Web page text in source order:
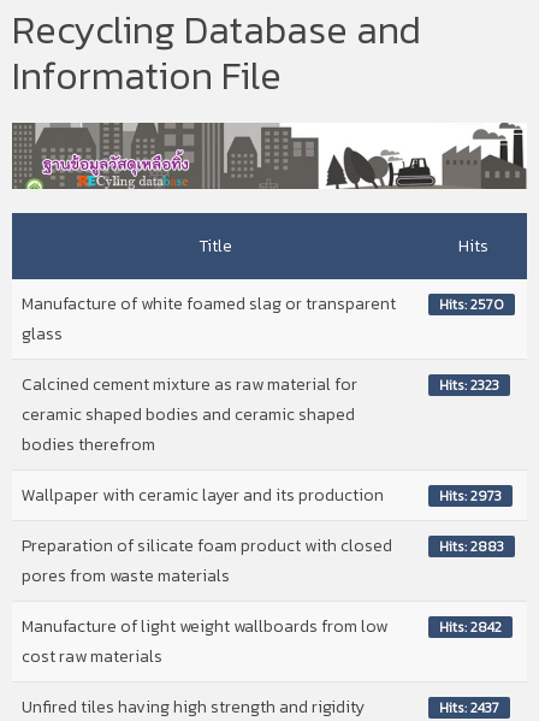
Recycling Database and
Information File
Title Hits
Manufacture of white foamed slag or transparent
glass
Hits: 2570
Calcined cement mixture as raw material for
ceramic shaped bodies and ceramic shaped
bodies therefrom
Hits: 2323
Wallpaper with ceramic layer and its production Hits: 2973
Preparation of silicate foam product with closed
pores from waste materials
Hits: 2883
Manufacture of light weight wallboards from low
cost raw materials
Hits: 2842
Unfired tiles having high strength and rigidity Hits: 2437